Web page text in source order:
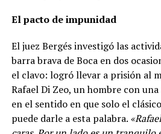
El pacto de impunidad
El juez Bergés investigó las
barra brava de Boca en dos
el clavo: logró llevar a prisión al
Rafael Di Zeo, un hombre con
en el sentido en que solo el
puede darle a esta palabra.